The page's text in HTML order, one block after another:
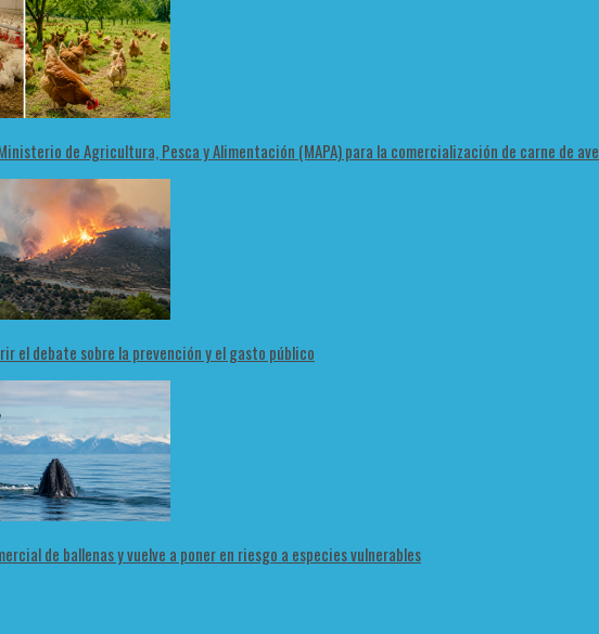
de Agricultura, Pesca y Alimentación (MAPA) para la comercialización de carne de ave
el debate sobre la prevención y el gasto público
de ballenas y vuelve a poner en riesgo a especies vulnerables